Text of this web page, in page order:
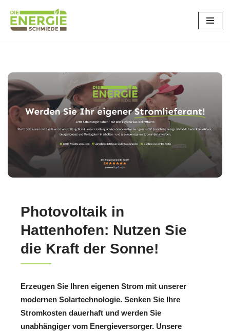
Zum
Photovoltaik in
Hattenhofen: Nutzen Sie
die Kraft der Sonne!
Erzeugen Sie Ihren eigenen Strom mit unserer
modernen Solartechnologie. Senken Sie Ihre
Stromkosten dauerhaft und werden Sie
unabhängiger vom Energieversorger. Unsere